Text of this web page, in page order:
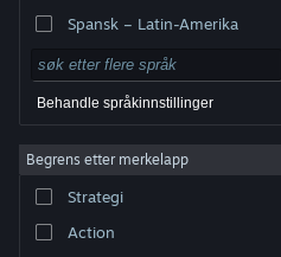
© Valve Corporation. Alle rettigheter reservert. Alle
Retningslinjer for personvern
Tilgjengelighet
|Steams abonnementsavtale
Refusjoner
Spansk – Latin-Amerika
Behandle språkinnstillinger
Begrens etter merkelapp
Strategi
Action